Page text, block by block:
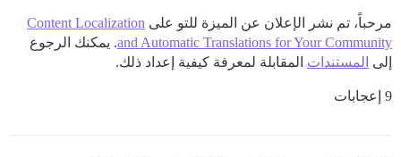
مرحباً، تم نشر الإعلان عن الميزة للتو على Content Localization
and Automatic Translations for Your Community. يمكنك الرجوع
إلى المستندات المقابلة لمعرفة كيفية إعداد ذلك.
9 إعجابات